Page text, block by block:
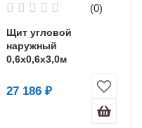
(0)
Щит угловой
наружный
0,6х0,6х3,0м
27 186 ₽